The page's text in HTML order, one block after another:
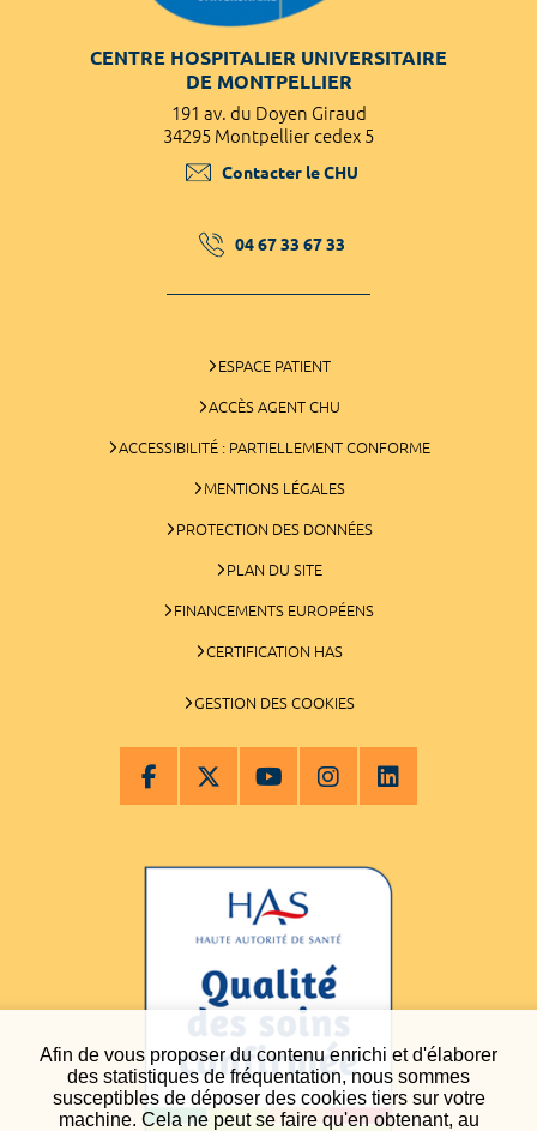
Afin de vous proposer du contenu enrichi et d'élaborer
des statistiques de fréquentation, nous sommes
susceptibles de déposer des cookies tiers sur votre
machine. Cela ne peut se faire qu'en obtenant, au
CENTRE HOSPITALIER UNIVERSITAIRE
DE MONTPELLIER
191 av. du Doyen Giraud
34295 Montpellier cedex 5
Contacter le CHU
04 67 33 67 33
ESPACE PATIENT
ACCÈS AGENT CHU
ACCESSIBILITÉ : PARTIELLEMENT CONFORME
MENTIONS LÉGALES
PROTECTION DES DONNÉES
PLAN DU SITE
FINANCEMENTS EUROPÉENS
CERTIFICATION HAS
GESTION DES COOKIES